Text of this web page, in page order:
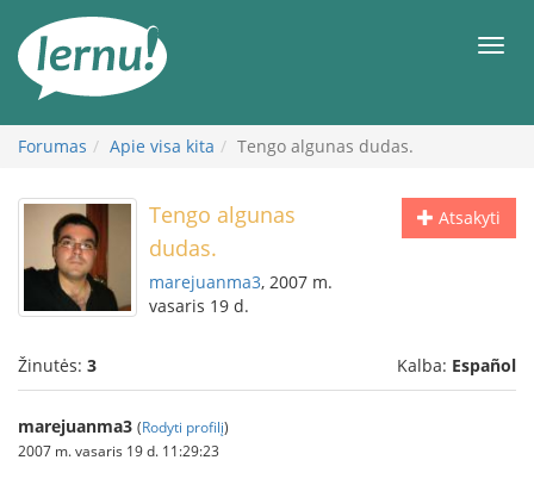
turinį
Forumas Apie visa kita Tengo algunas dudas.
Atsakyti
Tengo algunas
dudas.
marejuanma3, 2007 m.
vasaris 19 d.
Žinutės: 3 Kalba: Español
marejuanma3 (Rodyti profilį)
2007 m. vasaris 19 d. 11:29:23